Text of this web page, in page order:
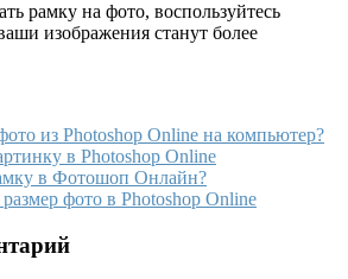
рамку на фото, воспользуйтесь
изображения станут более
из Photoshop Online на компьютер?
в Photoshop Online
в Фотошоп Онлайн?
фото в Photoshop Online